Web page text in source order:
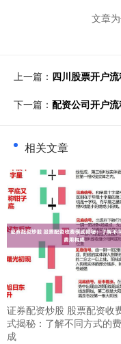
文章
上一篇： 四川股票开户
下一篇： 配资公司开户
相关文章
证券配资炒股 股票配资收
式揭秘：了解不同方式的
成